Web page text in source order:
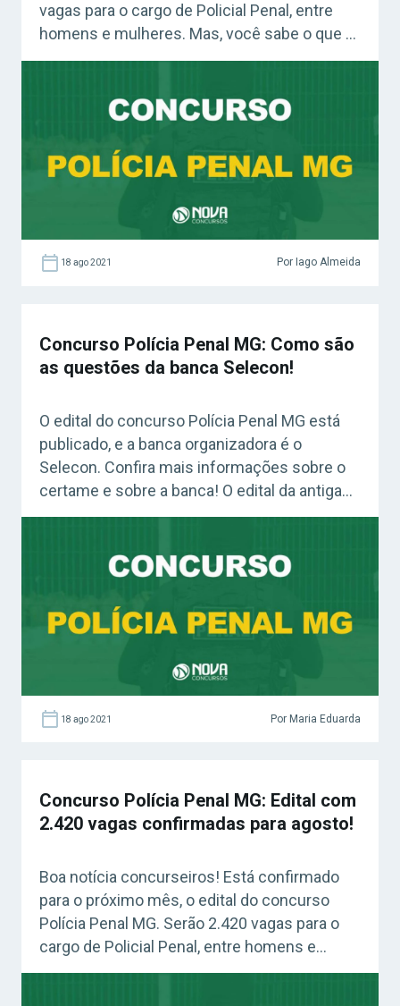
vagas para o cargo de Policial Penal, entre
homens e mulheres. Mas, você sabe o que é
preciso para ingressar na carreira? Confira!
é preciso para ser um Policial Penal em
Minas Gerais? A carreira de Policial Penal […]
18 ago 2021 Por Iago Almeida
Concurso Polícia Penal MG: Como são
as questões da banca Selecon!
O edital do concurso Polícia Penal MG está
publicado, e a banca organizadora é o
Selecon. Confira mais informações sobre o
certame e sobre a banca! O edital da antiga
Agepen MG trouxe a oferta de 2.420 vagas
Penitenciário). As oportunidades serão
divididas em 1.944 vagas para candidatos […]
18 ago 2021 Por Maria Eduarda
Concurso Polícia Penal MG: Edital com
2.420 vagas confirmadas para agosto!
Boa notícia concurseiros! Está confirmado
para o próximo mês, o edital do concurso
Polícia Penal MG. Serão 2.420 vagas para o
cargo de Policial Penal, entre homens e
mulheres. Concurso Polícia Penal MG: edital